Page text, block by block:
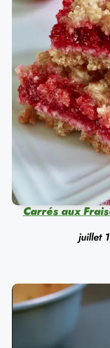
Carrés aux
juillet